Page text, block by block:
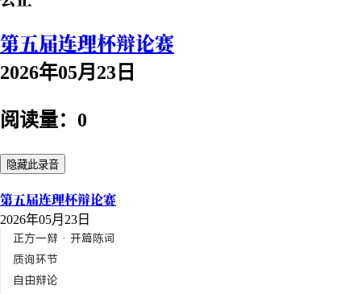
第五届连理杯辩论赛
2026年05月23日
阅读量：0
隐藏此录音
第五届连理杯辩论赛
2026年05月23日
正方一辩 · 开篇陈词
质询环节
自由辩论